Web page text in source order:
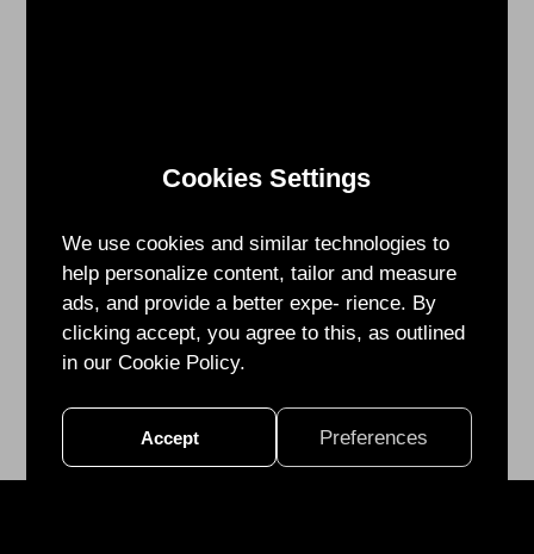
Cookies Settings
We use cookies and similar technologies to
help personalize content, tailor and measure
ads, and provide a better expe- rience. By
clicking accept, you agree to this, as outlined
in our Cookie Policy.
Accept Preferences
您
相
見！